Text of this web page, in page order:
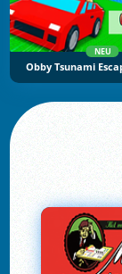
NEU
Obby Tsunami